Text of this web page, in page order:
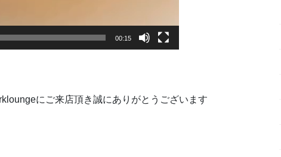
00:15
にご来店頂き誠にありがとうございます